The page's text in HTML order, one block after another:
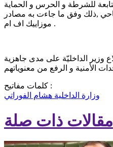
للشرطة و الحرس و الحماية
,ذلك وفق ما جاءت به مصادر
موزاييك اف ام .
وزير الداخليّة على مدى جاهزية
كلمات مفاتيح :
وزارة الداخلية هشام الفوراتي
مقالات ذات صلة